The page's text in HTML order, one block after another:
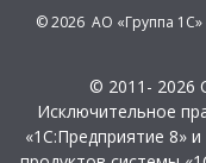
© 2026 АО «Группа 1С»
© 2011- 2026
Исключительное
«1С:Предприятие 8»